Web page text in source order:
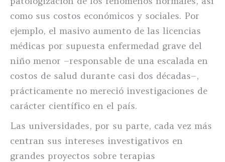
como sus costos económicos y sociales. Por
ejemplo, el masivo aumento de las licencias
médicas por supuesta enfermedad grave del
niño menor –responsable de una escalada en
costos de salud durante casi dos décadas–,
prácticamente no mereció investigaciones de
carácter científico en el país.
Las universidades, por su parte, cada vez más
centran sus intereses investigativos en
grandes proyectos sobre terapias